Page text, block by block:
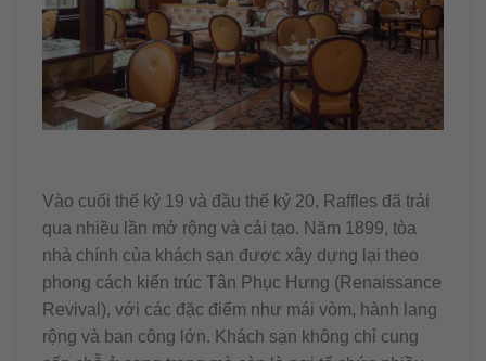
Vào cuối thế kỷ 19 và đầu thế kỷ 20, Raffles đã trải
qua nhiều lần mở rộng và cải tạo. Năm 1899, tòa
nhà chính của khách sạn được xây dựng lại theo
phong cách kiến trúc Tân Phục Hưng (Renaissance
Revival), với các đặc điểm như mái vòm, hành lang
rộng và ban công lớn. Khách sạn không chỉ cung